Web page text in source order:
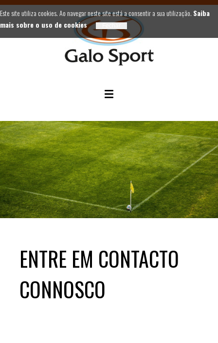
ENTRE EM CONTACTO
CONNOSCO
Este site utiliza cookies. Ao navegar neste site está a consentir a sua utilização. Saiba
mais sobre o uso de cookies